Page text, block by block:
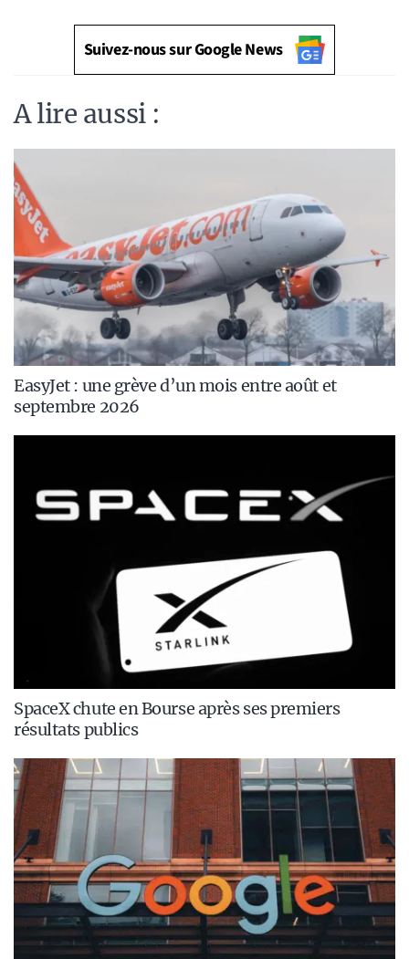
Suivez-nous sur Google News
A lire aussi :
EasyJet : une grève d’un mois entre août et
septembre 2026
SpaceX chute en Bourse après ses premiers
résultats publics